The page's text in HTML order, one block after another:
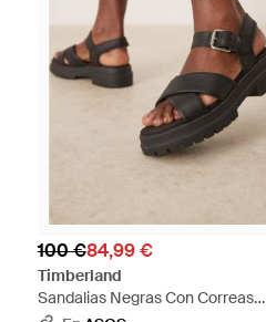
100 €84,99 €
Timberland
Sandalias Negras Con Correas